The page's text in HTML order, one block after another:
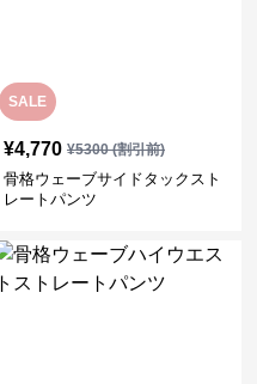
SALE
¥4,770 ¥5300(割引前)
骨格ウェーブサイドタックスト
レートパンツ